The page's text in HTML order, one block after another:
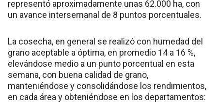
representó aproximadamente unas 62.000 ha, con
un avance intersemanal de 8 puntos porcentuales.
La cosecha, en general se realizó con humedad del
grano aceptable a óptima, en promedio 14 a 16 %,
elevándose medio a un punto porcentual en esta
semana, con buena calidad de grano,
manteniéndose y consolidándose los rendimientos,
en cada área y obteniéndose en los departamentos: